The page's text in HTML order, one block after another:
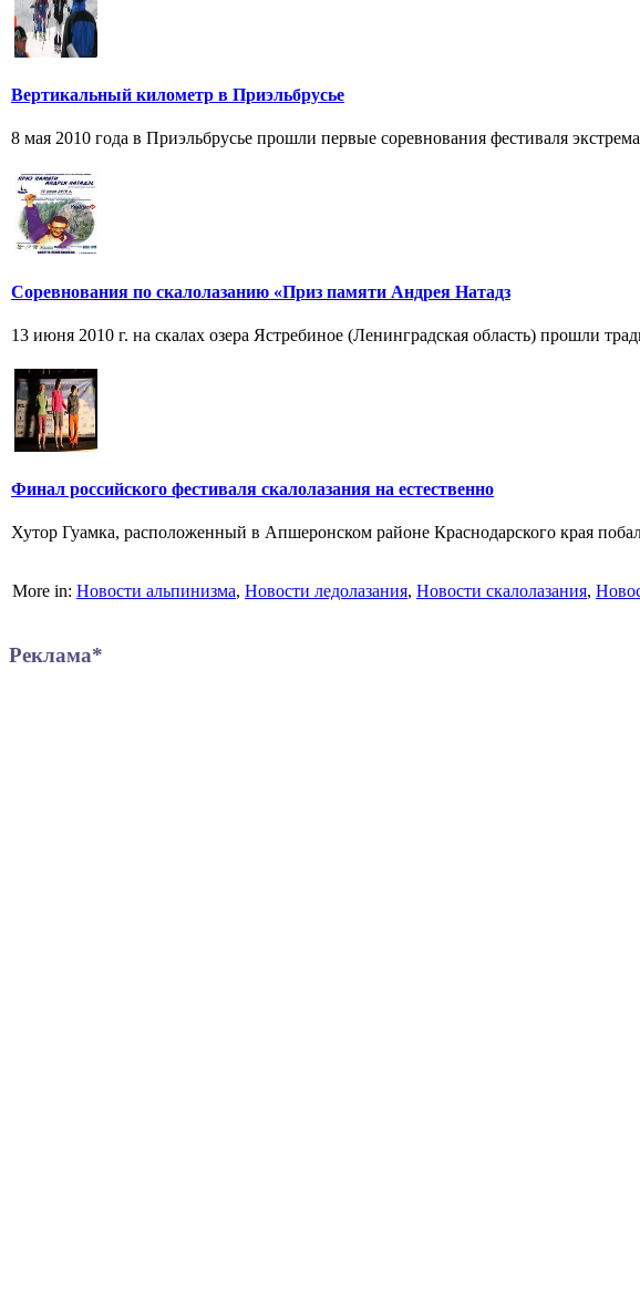
Вертикальный километр в Приэльбрусье
8 мая 2010 года в Приэльбрусье прошли первые соревнования фестиваля
Соревнования по скалолазанию «Приз памяти Андрея Натадз
13 июня 2010 г. на скалах озера Ястребиное (Ленинградская область) прошли
Финал российского фестиваля скалолазания на естественно
Хутор Гуамка, расположенный в Апшеронском районе Краснодарского края
More in: Новости альпинизма, Новости ледолазания, Новости скалолазания,
Реклама*